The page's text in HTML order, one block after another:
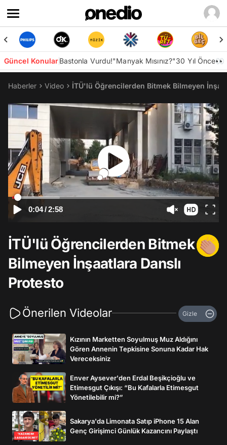
Güncel KonularBastonla Vurdu!"Manyak Mısınız?"30 Yıl Önce👀
Haberler Video İTÜ'lü Öğrencilerden Bitmek Bilmeyen
0:04/2:58
İTÜ'lü Öğrencilerden Bitmek
Bilmeyen İnşaatlara Danslı
Protesto
Önerilen Videolar Gizle
Kızının Marketten Soyulmuş Muz Aldığını
Gören Annenin Tepkisine Sonuna Kadar Hak
Vereceksiniz
Enver Aysever'den Erdal Beşikçioğlu ve
Etimesgut Çıkışı: “Bu Kafalarla Etimesgut
Yönetilebilir mi?”
Sakarya'da Limonata Satıp iPhone 15 Alan
Genç Girişimci Günlük Kazancını Paylaştı